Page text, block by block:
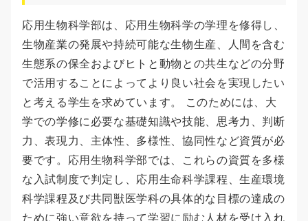
応用生物科学部は、応用生物科学の学理を修得し、
生物産業の発展や持続可能な生物生産、人間を含む
生態系の保全およびヒトと動物との共生などの分野
で活用することによってより良い社会を実現したい
と考える学生を求めています。 このためには、大
学での学修に必要な基礎知識や技能、思考力、判断
力、表現力、主体性、多様性、協同性など資質が必
要です。応用生物科学部では、これらの資質を多様
な入試制度で判定し、応用生命科学課程、生産環境
科学課程及び共同獣医学科の具体的な目標の達成の
ために強い意欲を持って学習に励む人材を受け入れ